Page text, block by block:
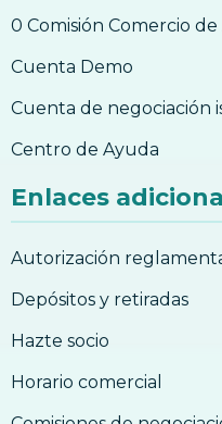
invertir
11. Formas de
invertir
12. Cómo
12. Cómo
13. Qué
13. Qué
Bitcoin?
16. Cuáles son
0 Comisión Comercio de
Cuenta Demo
Cuenta de negociación
Centro de Ayuda
Enlaces
Autorización
Depósitos y retiradas
Hazte socio
Horario comercial